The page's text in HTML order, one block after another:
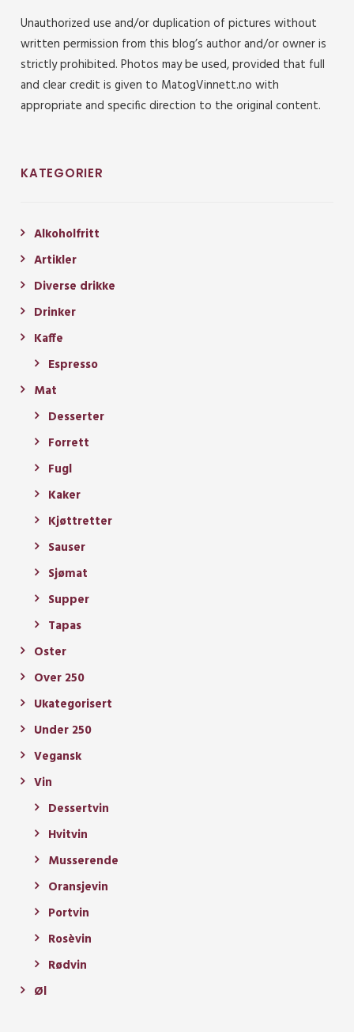
Unauthorized use and/or duplication of pictures without
written permission from this blog’s author and/or owner is
strictly prohibited. Photos may be used, provided that full
and clear credit is given to MatogVinnett.no with
appropriate and specific direction to the original content.
KATEGORIER
Alkoholfritt
Artikler
Diverse drikke
Drinker
Kaffe
Espresso
Mat
Desserter
Forrett
Fugl
Kaker
Kjøttretter
Sauser
Sjømat
Supper
Tapas
Oster
Over 250
Ukategorisert
Under 250
Vegansk
Vin
Dessertvin
Hvitvin
Musserende
Oransjevin
Portvin
Rosèvin
Rødvin
Øl